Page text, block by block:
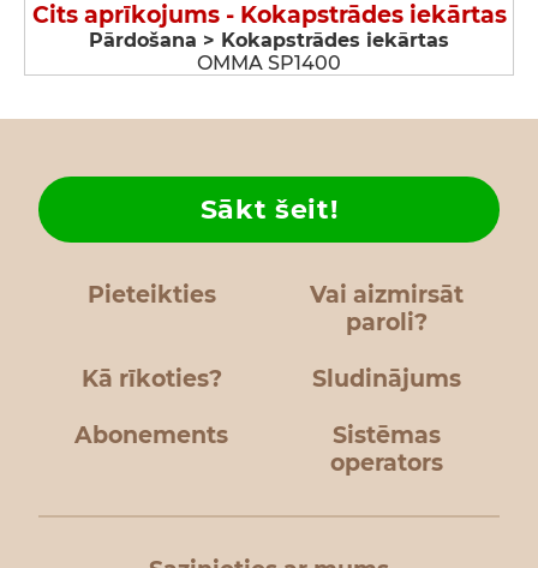
Cits aprīkojums - Kokapstrādes iekārtas
Pārdošana > Kokapstrādes iekārtas
OMMA SP1400
Pieteikties
Vai aizmirsāt
paroli?
Kā rīkoties?
Sākt šeit!
Sludinājums
Abonements
Sistēmas
operators